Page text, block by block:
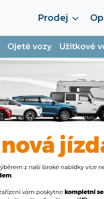
Prodej
Ojeté vozy Užitkové